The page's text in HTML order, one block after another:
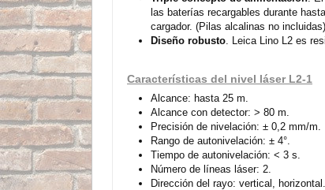
las baterías recargables durante
cargador. (Pilas alcalinas no incluidas).
Diseño robusto . Leica Lino L2 es
Características del nivel láser L2-1
Alcance: hasta 25 m.
Alcance con detector: > 80 m.
Precisión de nivelación: ± 0,2 mm/m.
Rango de autonivelación: ± 4°.
Tiempo de autonivelación: < 3 s.
Número de líneas láser: 2.
Dirección del rayo: vertical, horizontal.